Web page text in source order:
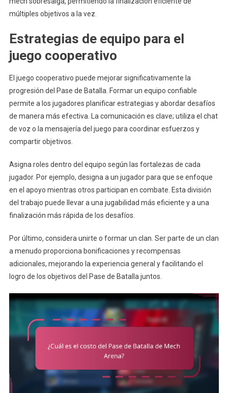
múltiples objetivos a la vez.
Estrategias de equipo para el
juego cooperativo
El juego cooperativo puede mejorar significativamente la
progresión del Pase de Batalla. Formar un equipo confiable
permite a los jugadores planificar estrategias y abordar desafíos
de manera más efectiva. La comunicación es clave; utiliza el chat
de voz o la mensajería del juego para coordinar esfuerzos y
compartir objetivos.
Asigna roles dentro del equipo según las fortalezas de cada
jugador. Por ejemplo, designa a un jugador para que se enfoque
en el apoyo mientras otros participan en combate. Esta división
del trabajo puede llevar a una jugabilidad más eficiente y a una
finalización más rápida de los desafíos.
Por último, considera unirte o formar un clan. Ser parte de un clan
a menudo proporciona bonificaciones y recompensas
adicionales, mejorando la experiencia general y facilitando el
logro de los objetivos del Pase de Batalla juntos.